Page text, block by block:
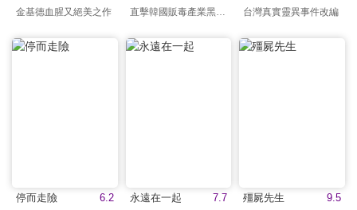
金基德血腥又絕美之作 直擊韓國販毒產業黑暗面 台灣真實靈異事件改編
6.2
停而走險 7.7
永遠在一起 9.5
殭屍先生